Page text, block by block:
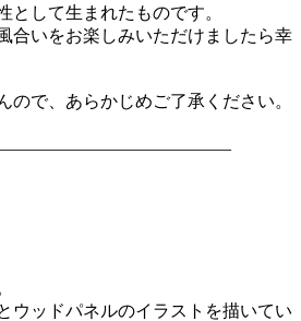
として生まれたものです。
合いをお楽しみいただけましたら幸
ので、あらかじめご了承ください。
ウッドパネルのイラストを描いてい